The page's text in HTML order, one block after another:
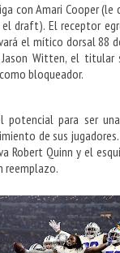
con Amari Cooper
draft). El receptor
el mítico dorsal 88
Witten, el titular
bloqueador.
potencial para ser
de sus
Quinn y el
reemplazo.